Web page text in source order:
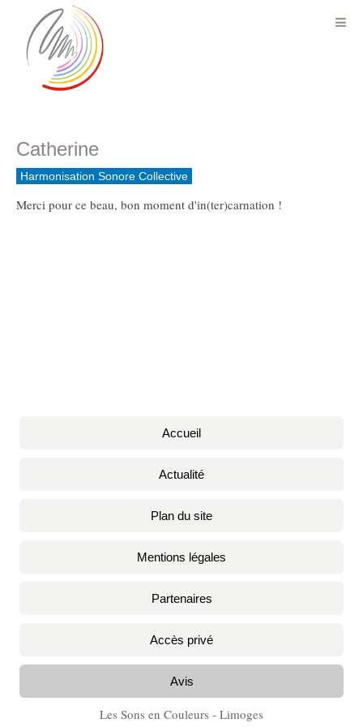
Catherine
Harmonisation Sonore Collective
Merci pour ce beau, bon moment d'in(ter)carnation !
Accueil
Actualité
Plan du site
Mentions légales
Partenaires
Accès privé
Avis
Les Sons en Couleurs - Limoges